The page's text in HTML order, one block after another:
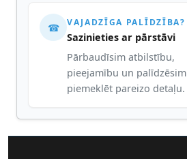
☎ VAJADZĪGA PALĪDZĪBA?
Sazinieties ar pārstāvi
Pārbaudīsim atbilstību,
pieejamību un palīdzēsim
piemeklēt pareizo detaļu.